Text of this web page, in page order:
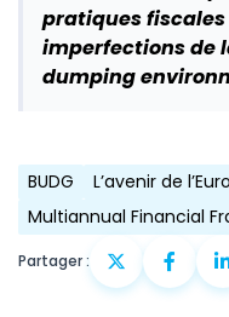
pratiques
imperfections de
dumping
BUDG L’avenir de
Multiannual Financial
Partager :